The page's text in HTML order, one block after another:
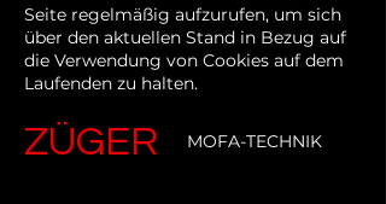
Seite regelmäßig aufzurufen, um sich
über den aktuellen Stand in Bezug auf
die Verwendung von Cookies auf dem
Laufenden zu halten.
ZÜGER MOFA-TECHNIK